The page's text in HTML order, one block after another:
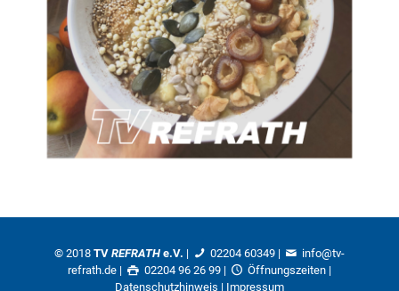
© 2018 TV REFRATHe.V. | 02204 60349 |
info@tv-
refrath.de | 02204 96 26 99 | Öffnungszeiten|
Datenschutzhinweis | Impressum